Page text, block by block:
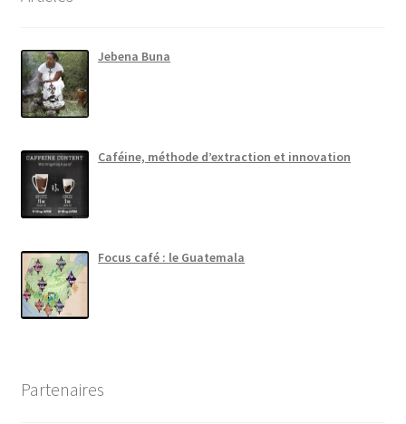
Jebena Buna
Caféine, méthode d’extraction et innovation
Focus café : le Guatemala
Partenaires